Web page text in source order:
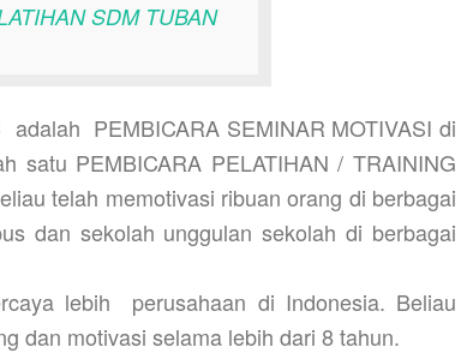
SDM TUBAN
adalah PEMBICARA SEMINAR MOTIVASI di
satu PEMBICARA PELATIHAN / TRAINING
telah memotivasi ribuan orang di berbagai
dan sekolah unggulan sekolah di berbagai
lebih
perusahaan di Indonesia. Beliau
dan motivasi selama lebih dari 8 tahun.